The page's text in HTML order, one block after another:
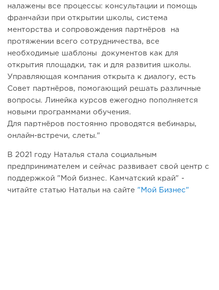
налажены все процессы: консультации и помощь
франчайзи при открытии школы, система
менторства и сопровождения партнёров на
протяжении всего сотрудничества, все
необходимые шаблоны документов как для
открытия площадки, так и для развития школы.
Управляющая компания открыта к диалогу, есть
Совет партнёров, помогающий решать различные
вопросы. Линейка курсов ежегодно пополняется
новыми программами обучения.
Для партнёров постоянно проводятся вебинары,
онлайн-встречи, слеты."
В 2021 году Наталья стала социальным
предпринимателем и сейчас развивает свой центр с
поддержкой "Мой бизнес. Камчатский край" -
читайте статью Натальи на сайте "Мой Бизнес"